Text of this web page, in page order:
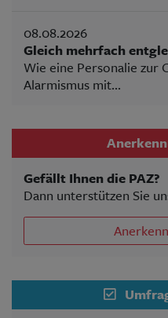
08.08.2026
Gleich mehrfach
Wie eine Personalie zur
Alarmismus mit...
Gefällt Ihnen die PAZ?
Dann unterstützen Sie